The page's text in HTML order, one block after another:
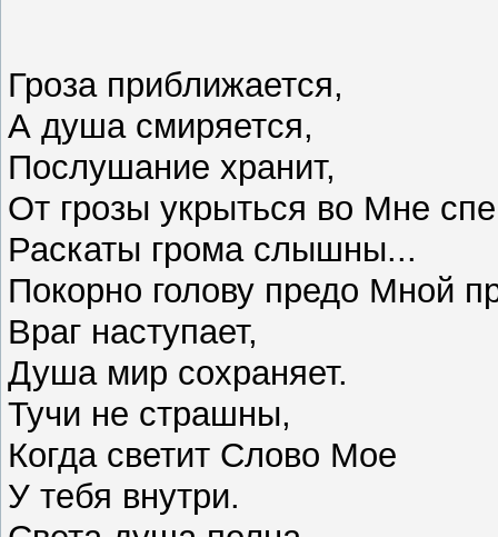
Гроза приближается,
А душа смиряется,
Послушание хранит,
От грозы укрыться во Мне
Раскаты грома слышны...
Покорно голову предо Мной
Враг наступает,
Душа мир сохраняет.
Тучи не страшны,
Когда светит Слово Мое
У тебя внутри.